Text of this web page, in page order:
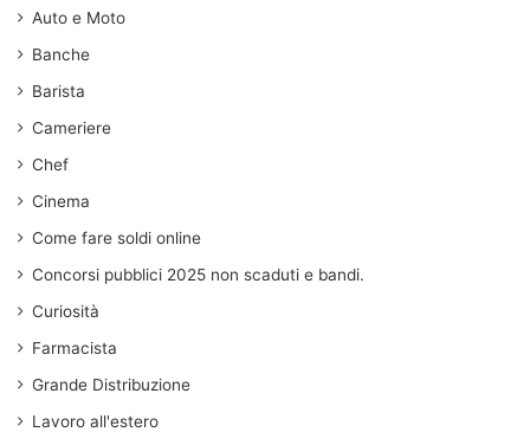
Auto e Moto
Banche
Barista
Cameriere
Chef
Cinema
Come fare soldi online
Concorsi pubblici 2025 non scaduti e bandi.
Curiosità
Farmacista
Grande Distribuzione
Lavoro all'estero